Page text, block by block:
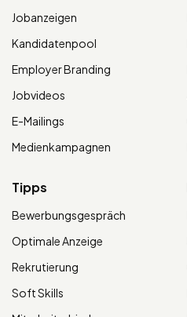
Jobanzeigen
Kandidatenpool
Employer Branding
Jobvideos
E-Mailings
Medienkampagnen
Tipps
Bewerbungsgespräch
Optimale Anzeige
Rekrutierung
Soft Skills